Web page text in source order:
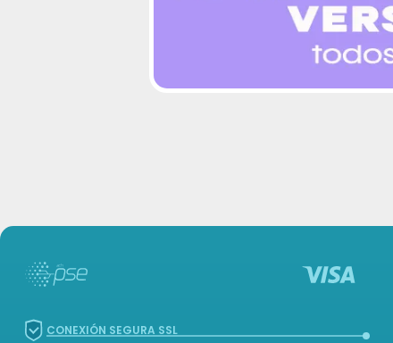
CONEXIÓN SEGURA SSL